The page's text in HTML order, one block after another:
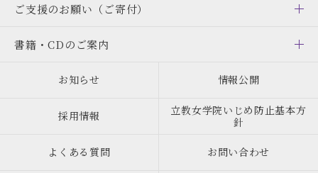
ご支援のお願い （ご寄付）
書籍・CDのご案内
お知らせ 情報公開
採用情報
立教女学院いじめ防止基本方
針
よくある質問 お問い合わせ